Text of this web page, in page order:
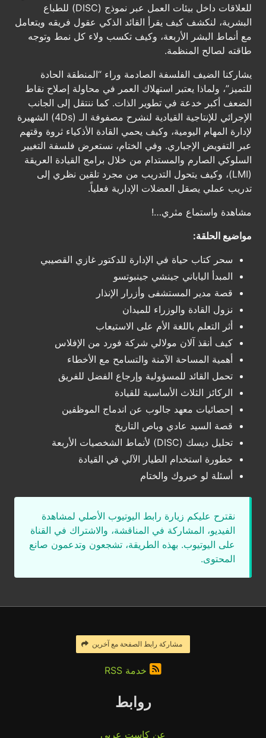
للعلاقات داخل بيئات العمل عبر نموذج (DISC) للطباع
البشرية، لنكشف كيف يقرأ القائد الذكي عقول فريقه ويتعامل
مع أنماط البشر الأربعة، وكيف تكسب ولاء كل نمط وتوجه
طاقته لصالح المنظمة.
يشاركنا الضيف الفلسفة الصادمة وراء “المنطقة الحادة
للتميز”، ولماذا يعتبر استهلاك العمر في محاولة إصلاح نقاط
الضعف أكبر خدعة في تطوير الذات. كما ننتقل إلى الجانب
الإجرائي للإنتاجية القيادية لنشرح مصفوفة الـ (4Ds) الشهيرة
لإدارة المهام اليومية، وكيف يحمي القادة الأذكياء ثروة وقتهم
عبر التفويض الإجباري. وفي الختام، نستعرض فلسفة التغيير
السلوكي الصارم والمستدام من خلال برامج القيادة العريقة
(LMI)، وكيف يتحول التدريب من مجرد تلقين نظري إلى
تدريب عملي يصقل العضلات الإدارية فعلياً.
مشاهدة واستماع مثري…!
مواضيع الحلقة:
سحر كتاب حياة في الإدارة للدكتور غازي القصيبي
المبدأ الياباني جينشي جينبوتسو
قصة مدير المستشفى وأزرار الإنذار
نزول القادة والوزراء للميدان
أثر التعلم باللغة الأم على الاستيعاب
كيف أنقذ آلان مولالي شركة فورد من الإفلاس
أهمية المساحة الآمنة والتسامح مع الأخطاء
تحمل القائد للمسؤولية وإرجاع الفضل للفريق
الركائز الثلاث الأساسية للقيادة
إحصائيات معهد جالوب عن اندماج الموظفين
قصة السيد عادي وباص التاريخ
تحليل ديسك (DISC) لأنماط الشخصيات الأربعة
خطورة استخدام الطيار الآلي في القيادة
أسئلة لو خيروك والختام
نقترح عليكم زيارة رابط اليوتيوب الأصلي لمشاهدة
الفيديو، المشاركة في المناقشة، والاشتراك في القناة
على اليوتيوب. بهذه الطريقة، تشجعون وتدعمون صانع
المحتوى.
مشاركة رابط الصفحة مع آخرين
خدمة RSS
روابط
عن كاست عربي